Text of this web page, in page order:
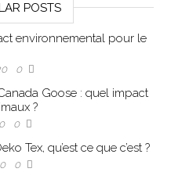
POSTS
environnemental pour le
0
Goose : quel impact
?
0
Tex, qu’est ce que c’est ?
0